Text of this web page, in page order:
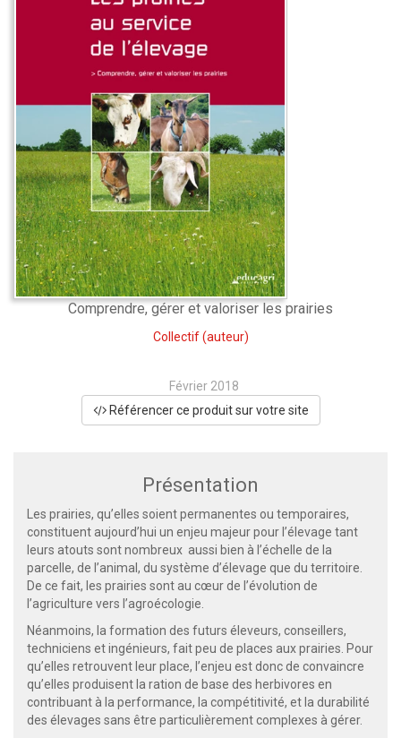
Comprendre, gérer et valoriser les prairies
Collectif(auteur)
Février 2018
Référencer ce produit sur votre site
Présentation
Les prairies, qu’elles soient permanentes ou temporaires,
constituent aujourd’hui un enjeu majeur pour l’élevage tant
leurs atouts sont nombreux aussi bien à l’échelle de la
parcelle, de l’animal, du système d’élevage que du territoire.
De ce fait, les prairies sont au cœur de l’évolution de
l’agriculture vers l’agroécologie.
Néanmoins, la formation des futurs éleveurs, conseillers,
techniciens et ingénieurs, fait peu de places aux prairies. Pour
qu’elles retrouvent leur place, l’enjeu est donc de convaincre
qu’elles produisent la ration de base des herbivores en
contribuant à la performance, la compétitivité, et la durabilité
des élevages sans être particulièrement complexes à gérer.